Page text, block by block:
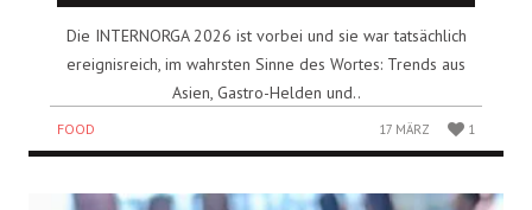
Die INTERNORGA 2026 ist vorbei und sie war tatsächlich
ereignisreich, im wahrsten Sinne des Wortes: Trends aus
Asien, Gastro-Helden und..
FOOD 17 MÄRZ 1